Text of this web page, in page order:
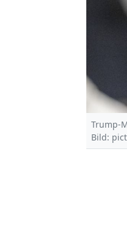
Trump-
Bild: